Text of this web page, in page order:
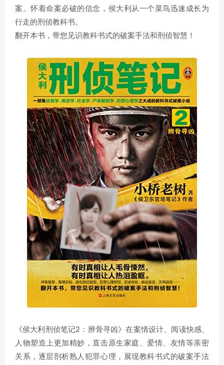
案。怀着命案必破的信念，侯大利从一个菜鸟迅速成长为
行走的刑侦教科书。
翻开本书，带您见识教科书式的破案手法和刑侦智慧！
《侯大利刑侦笔记2：辨骨寻凶》在案情设计、阅读快感、
人物塑造上更加精妙，直击原生家庭、爱情、友情等亲密
关系，逐层剖析熟人犯罪心理，展现教科书式的破案手法